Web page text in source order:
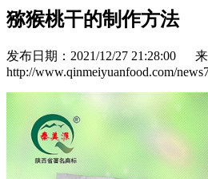
猕猴桃干的制作方法
发布日期：2021/12/27 21:28:00 来
http://www.qinmeiyuanfood.com/